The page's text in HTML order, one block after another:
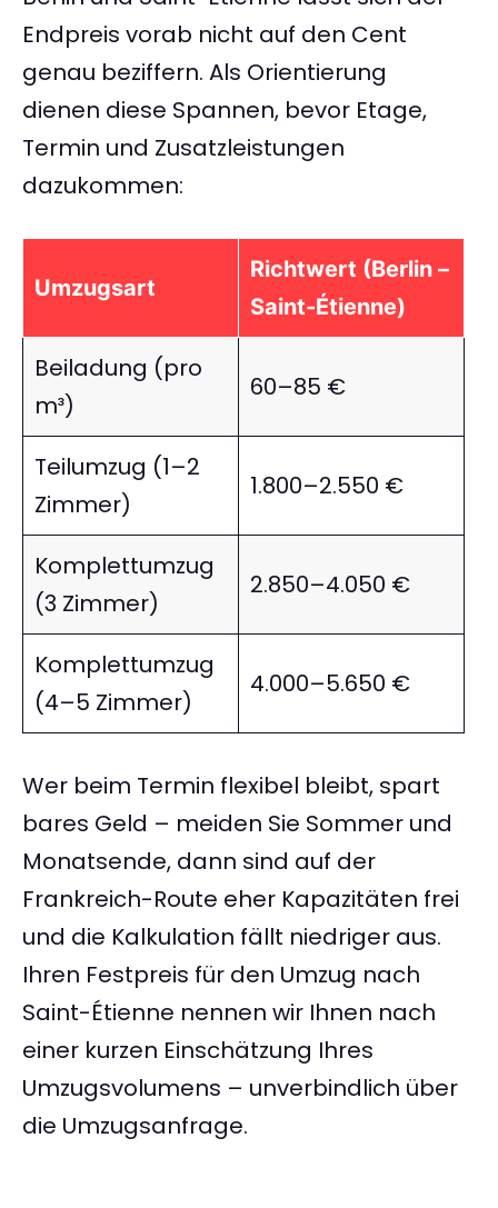
Endpreis vorab nicht auf den Cent
genau beziffern. Als Orientierung
dienen diese Spannen, bevor Etage,
Termin und Zusatzleistungen
dazukommen:
Umzugsart
Richtwert (Berlin –
Saint-Étienne)
Beiladung (pro
m³)
60–85 €
Teilumzug (1–2
Zimmer)
1.800–2.550 €
Komplettumzug
(3 Zimmer)
2.850–4.050 €
Komplettumzug
(4–5 Zimmer)
4.000–5.650 €
Wer beim Termin flexibel bleibt, spart
bares Geld – meiden Sie Sommer und
Monatsende, dann sind auf der
Frankreich-Route eher Kapazitäten frei
und die Kalkulation fällt niedriger aus.
Ihren Festpreis für den Umzug nach
Saint-Étienne nennen wir Ihnen nach
einer kurzen Einschätzung Ihres
Umzugsvolumens – unverbindlich über
die Umzugsanfrage.